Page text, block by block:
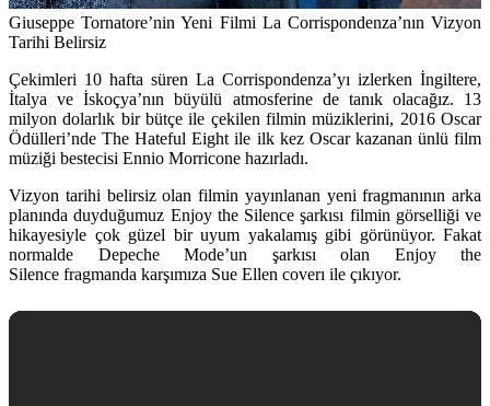
Giuseppe Tornatore’nin Yeni Filmi La Corrispondenza’nın Vizyon
Tarihi Belirsiz
Çekimleri 10 hafta süren La Corrispondenza’yı izlerken İngiltere,
İtalya ve İskoçya’nın büyülü atmosferine de tanık olacağız. 13
milyon dolarlık bir bütçe ile çekilen filmin müziklerini, 2016 Oscar
Ödülleri’nde The Hateful Eight ile ilk kez Oscar kazanan ünlü film
müziği bestecisi Ennio Morricone hazırladı.
Vizyon tarihi belirsiz olan filmin yayınlanan yeni fragmanının arka
planında duyduğumuz Enjoy the Silence şarkısı filmin görselliği ve
hikayesiyle çok güzel bir uyum yakalamış gibi görünüyor. Fakat
normalde Depeche Mode’un şarkısı olan Enjoy the
Silence fragmanda karşımıza Sue Ellen coverı ile çıkıyor.